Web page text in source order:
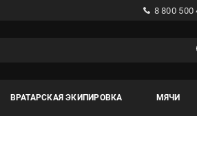
8 800 500
ВРАТАРСКАЯ ЭКИПИРОВКА МЯЧИ